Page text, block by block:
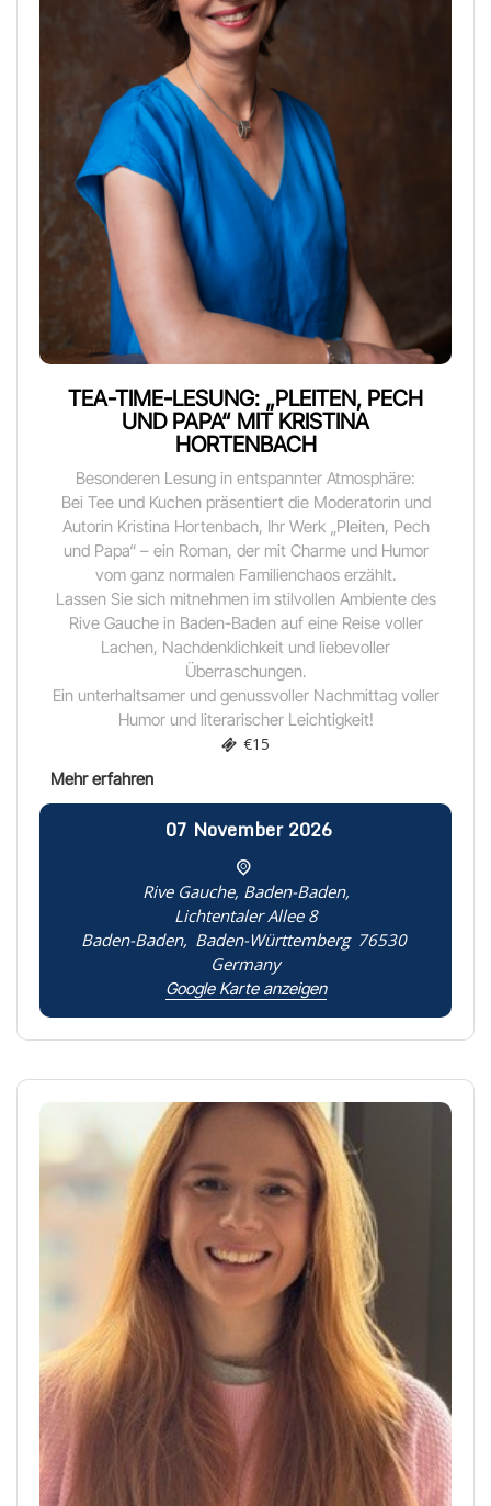
TEA-TIME-LESUNG: „PLEITEN, PECH
UND PAPA“ MIT KRISTINA
HORTENBACH
Besonderen Lesung in entspannter Atmosphäre:
Bei Tee und Kuchen präsentiert die Moderatorin und
Autorin Kristina Hortenbach, Ihr Werk „Pleiten, Pech
und Papa“ – ein Roman, der mit Charme und Humor
vom ganz normalen Familienchaos erzählt.
Lassen Sie sich mitnehmen im stilvollen Ambiente des
Rive Gauche in Baden-Baden auf eine Reise voller
Lachen, Nachdenklichkeit und liebevoller
Überraschungen.
Ein unterhaltsamer und genussvoller Nachmittag voller
Humor und literarischer Leichtigkeit!
€15
07 November 2026
Rive Gauche, Baden-Baden,
Lichtentaler Allee 8
Baden-Baden, Baden-Württemberg 76530
Germany
Google Karte anzeigen